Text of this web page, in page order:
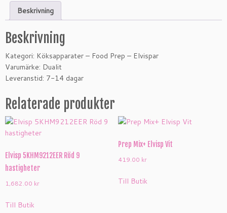
Beskrivning
Beskrivning
Kategori: Köksapparater – Food Prep – Elvispar
Varumärke: Dualit
Leveranstid: 7-14 dagar
Relaterade produkter
Elvisp 5KHM9212EER Röd 9
hastigheter
1,682.00 kr
Till Butik
Prep Mix+ Elvisp Vit
419.00 kr
Till Butik